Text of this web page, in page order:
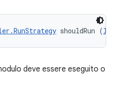
shouldRun (
deve essere eseguito o